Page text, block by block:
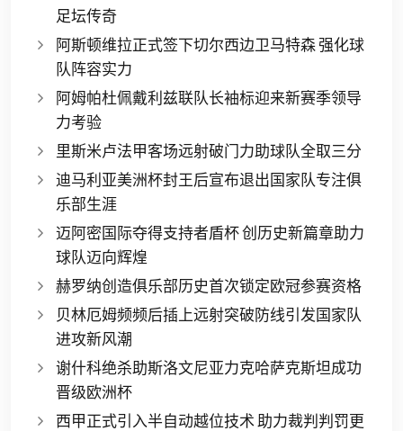
足坛传奇
阿斯顿维拉正式签下切尔西边卫马特森 强化球
队阵容实力
阿姆帕杜佩戴利兹联队长袖标迎来新赛季领导
力考验
里斯米卢法甲客场远射破门力助球队全取三分
迪马利亚美洲杯封王后宣布退出国家队专注俱
乐部生涯
迈阿密国际夺得支持者盾杯 创历史新篇章助力
球队迈向辉煌
赫罗纳创造俱乐部历史首次锁定欧冠参赛资格
贝林厄姆频频后插上远射突破防线引发国家队
进攻新风潮
谢什科绝杀助斯洛文尼亚力克哈萨克斯坦成功
晋级欧洲杯
西甲正式引入半自动越位技术 助力裁判判罚更